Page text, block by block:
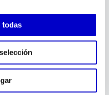
todas